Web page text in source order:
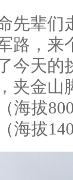
先辈们
路，来
今天的
夹金
海拔
海拔